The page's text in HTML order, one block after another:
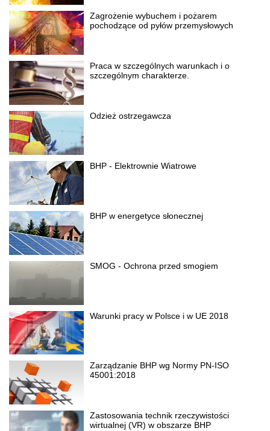
Zagrożenie wybuchem i pożarem
pochodzące od pyłów przemysłowych
Praca w szczególnych warunkach i o
szczególnym charakterze.
Odzież ostrzegawcza
BHP - Elektrownie Wiatrowe
BHP w energetyce słonecznej
SMOG - Ochrona przed smogiem
Warunki pracy w Polsce i w UE 2018
Zarządzanie BHP wg Normy PN-ISO
45001:2018
Zastosowania technik rzeczywistości
wirtualnej (VR) w obszarze BHP